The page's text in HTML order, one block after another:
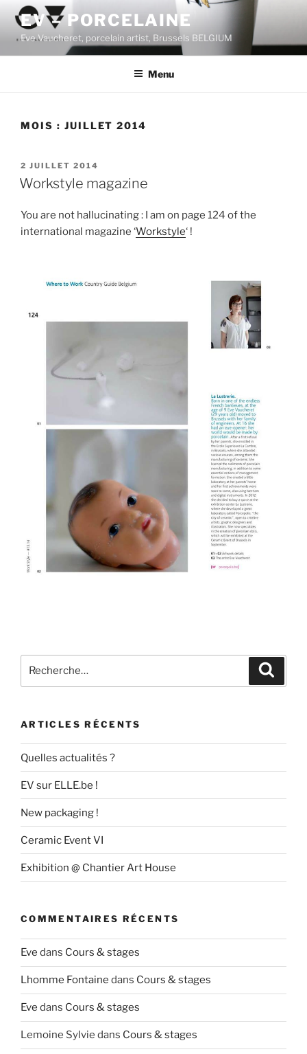
Aller
contenu
principal
EV – PORCELAINE
Eve Vaucheret, porcelain artist, Brussels BELGIUM
Menu
MOIS : JUILLET 2014
PUBLIÉ
LE
2 JUILLET 2014
Workstyle magazine
You are not hallucinating : I am on page 124 of the
international magazine ‘Workstyle‘ !
pour
ARTICLES RÉCENTS
Quelles actualités ?
EV sur ELLE.be !
New packaging !
Ceramic Event VI
Exhibition @ Chantier Art House
COMMENTAIRES RÉCENTS
Eve dans Cours & stages
Lhomme Fontaine dans Cours & stages
Eve dans Cours & stages
Lemoine Sylvie dans Cours & stages